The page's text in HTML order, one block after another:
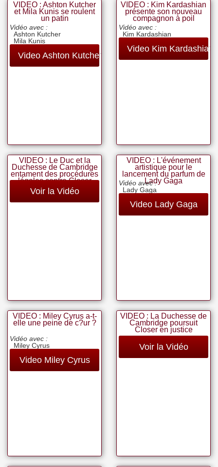
VIDEO : Ashton Kutcher
et Mila Kunis se roulent
un patin
Vidéo avec :
Ashton Kutcher
Mila Kunis
Video Ashton Kutcher
VIDEO : Kim Kardashian
présente son nouveau
compagnon à poil
Vidéo avec :
Kim Kardashian
Video Kim Kardashian
VIDEO : Le Duc et la
Duchesse de Cambridge
entament des procédures
légales contre Closer
Voir la Vidéo
VIDEO : L'événement
artistique pour le
lancement du parfum de
Lady Gaga
Vidéo avec :
Lady Gaga
Video Lady Gaga
VIDEO : Miley Cyrus a-t-
elle une peine de c?ur ?
Vidéo avec :
Miley Cyrus
Video Miley Cyrus
VIDEO : La Duchesse de
Cambridge poursuit
Closer en justice
Voir la Vidéo